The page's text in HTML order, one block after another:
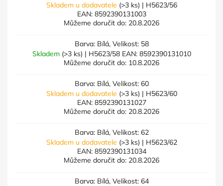
Skladem u dodavatele (>3 ks) | H5623/56
EAN: 8592390131003
Můžeme doručit do: 20.8.2026
Barva: Bílá, Velikost: 58
Skladem (>3 ks) | H5623/58 EAN: 8592390131010
Můžeme doručit do: 10.8.2026
Barva: Bílá, Velikost: 60
Skladem u dodavatele (>3 ks) | H5623/60
EAN: 8592390131027
Můžeme doručit do: 20.8.2026
Barva: Bílá, Velikost: 62
Skladem u dodavatele (>3 ks) | H5623/62
EAN: 8592390131034
Můžeme doručit do: 20.8.2026
Barva: Bílá, Velikost: 64